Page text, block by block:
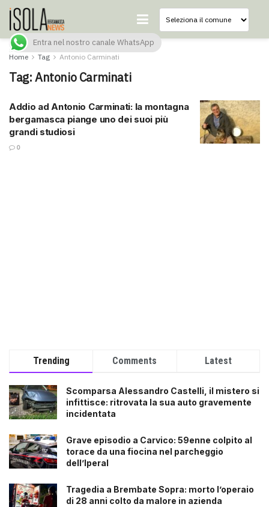
Home Tag Antonio Carminati
Tag:Antonio Carminati
Addio ad Antonio Carminati: la montagna
bergamasca piange uno dei suoi più
grandi studiosi
0
Trending Comments Latest
Scomparsa Alessandro Castelli, il mistero si
infittisce: ritrovata la sua auto gravemente
incidentata
Grave episodio a Carvico: 59enne colpito al
torace da una fiocina nel parcheggio
dell’Iperal
Tragedia a Brembate Sopra: morto l’operaio
di 28 anni colto da malore in azienda
Entra nel nostro canale WhatsApp